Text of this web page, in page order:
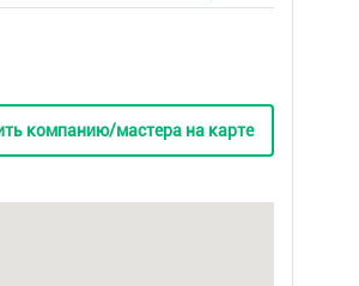
компанию/мастера на карте